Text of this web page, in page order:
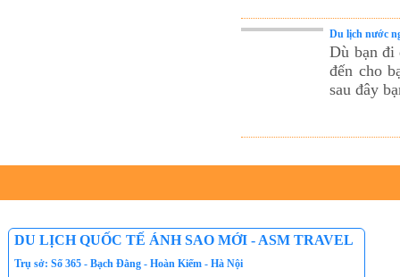
Du lịch nước
Dù bạn đi
đến cho
sau đây
DU LỊCH QUỐC TẾ ÁNH SAO MỚI - ASM TRAVEL
Trụ sở: Số 365 - Bạch Đằng - Hoàn Kiếm - Hà Nội